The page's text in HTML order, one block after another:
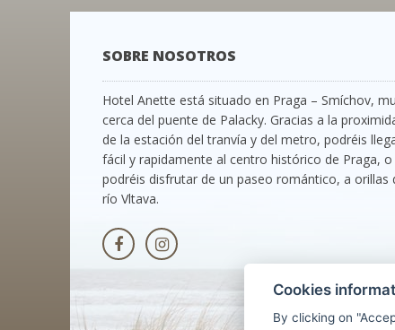
SOBRE NOSOTROS
Hotel Anette está situado en Praga – Smíchov,
cerca del puente de Palacky. Gracias a la
de la estación del tranvía y del metro, podréis
fácil y rapidamente al centro histórico de Praga, o
podréis disfrutar de un paseo romántico, a orillas
río Vltava.
Cookies
By clicking on